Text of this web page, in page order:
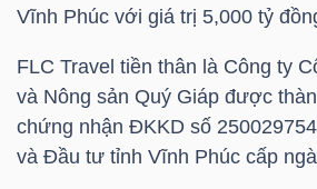
Vĩnh Phúc với giá trị 5,000 tỷ
FLC Travel tiền thân là Công ty
và Nông sản Quý Giáp được
chứng nhận ĐKKD số
và Đầu tư tỉnh Vĩnh Phúc cấp
HÀNG
KINH